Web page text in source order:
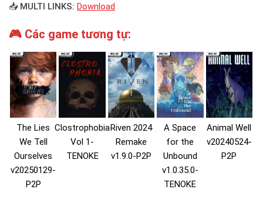
📥 MULTI LINKS: Download
🎮 Các game tương tự:
The Lies
We Tell
Ourselves
v20250129-
P2P
Clostrophobia
Vol 1-
TENOKE
Riven 2024
Remake
v1.9.0-P2P
A Space
for the
Unbound
v1.0.35.0-
TENOKE
Animal Well
v20240524-
P2P